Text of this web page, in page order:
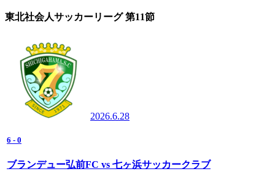
東北社会人サッカーリーグ 第11節
2026.6.28
6 - 0
ブランデュー弘前FC vs 七ヶ浜サッカークラブ